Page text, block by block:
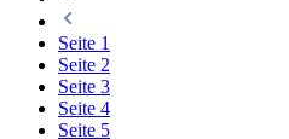
Seite 1
Seite 2
Seite 3
Seite 4
Seite 5